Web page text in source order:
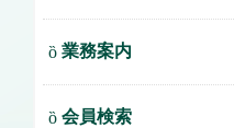
業務案内
会員検索